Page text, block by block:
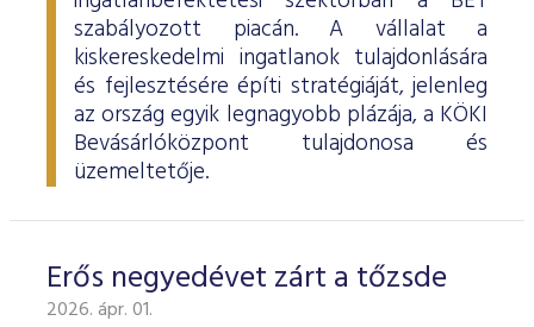
szabályozott piacán. A vállalat a
kiskereskedelmi ingatlanok tulajdonlására
és fejlesztésére építi stratégiáját, jelenleg
az ország egyik legnagyobb plázája, a KÖKI
Bevásárlóközpont tulajdonosa és
üzemeltetője.
Erős negyedévet zárt a tőzsde
2026. ápr. 01.